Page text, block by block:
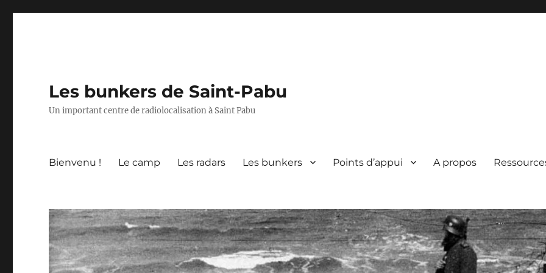
Les bunkers de Saint-Pabu
Un important centre de radiolocalisation à Saint Pabu
Bienvenu ! Le camp Les radars Les bunkers Points d’appui A propos